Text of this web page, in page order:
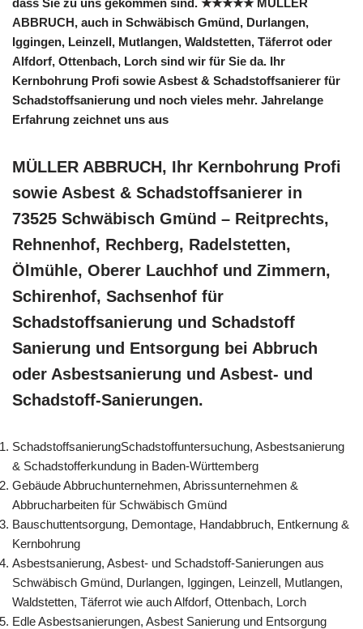
dass Sie zu uns gekommen sind. ★★★★★ MÜLLER
ABBRUCH, auch in Schwäbisch Gmünd, Durlangen,
Iggingen, Leinzell, Mutlangen, Waldstetten, Täferrot oder
Alfdorf, Ottenbach, Lorch sind wir für Sie da. Ihr
Kernbohrung Profi sowie Asbest & Schadstoffsanierer für
Schadstoffsanierung und noch vieles mehr. Jahrelange
Erfahrung zeichnet uns aus
MÜLLER ABBRUCH, Ihr Kernbohrung Profi
sowie Asbest & Schadstoffsanierer in
73525 Schwäbisch Gmünd – Reitprechts,
Rehnenhof, Rechberg, Radelstetten,
Ölmühle, Oberer Lauchhof und Zimmern,
Schirenhof, Sachsenhof für
Schadstoffsanierung und Schadstoff
Sanierung und Entsorgung bei Abbruch
oder Asbestsanierung und Asbest- und
Schadstoff-Sanierungen.
SchadstoffsanierungSchadstoffuntersuchung, Asbestsanierung
& Schadstofferkundung in Baden-Württemberg
Gebäude Abbruchunternehmen, Abrissunternehmen &
Abbrucharbeiten für Schwäbisch Gmünd
Bauschuttentsorgung, Demontage, Handabbruch, Entkernung &
Kernbohrung
Asbestsanierung, Asbest- und Schadstoff-Sanierungen aus
Schwäbisch Gmünd, Durlangen, Iggingen, Leinzell, Mutlangen,
Waldstetten, Täferrot wie auch Alfdorf, Ottenbach, Lorch
Edle Asbestsanierungen, Asbest Sanierung und Entsorgung